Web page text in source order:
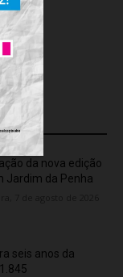
da nova edição
Jardim da Penha
seis anos da